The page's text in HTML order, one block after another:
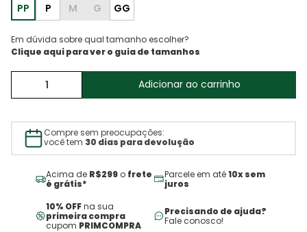
PP P M G GG
Em dúvida sobre qual tamanho escolher?
Adicionar ao carrinho
Compre sem preocupações:
você tem 30 dias para devolução
Acima de R$299 o frete
é grátis*
Parcele em até10x sem
juros
10% OFFna sua
primeira compra
cupom PRIMCOMPRA
Precisando de ajuda?
Fale conosco!